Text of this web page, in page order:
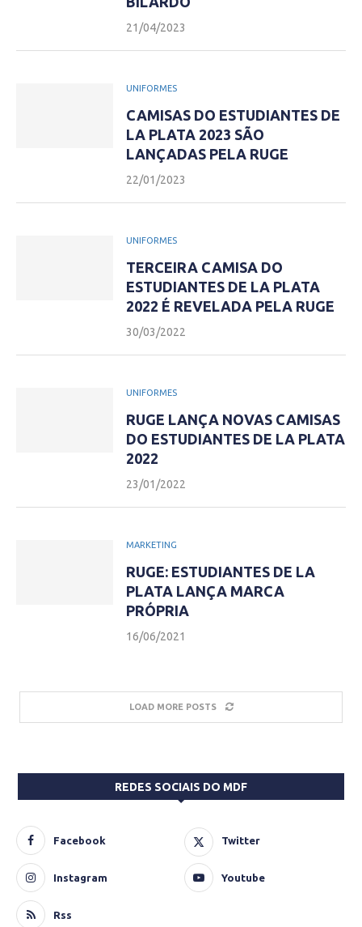
21/04/2023
UNIFORMES
CAMISAS DO ESTUDIANTES DE
LA PLATA 2023 SÃO
LANÇADAS PELA RUGE
22/01/2023
UNIFORMES
TERCEIRA CAMISA DO
ESTUDIANTES DE LA PLATA
2022 É REVELADA PELA RUGE
30/03/2022
UNIFORMES
RUGE LANÇA NOVAS CAMISAS
DO ESTUDIANTES DE LA PLATA
2022
23/01/2022
MARKETING
RUGE: ESTUDIANTES DE LA
PLATA LANÇA MARCA
PRÓPRIA
16/06/2021
LOAD MORE POSTS
REDES SOCIAIS DO MDF
Facebook Twitter
Instagram Youtube
Rss